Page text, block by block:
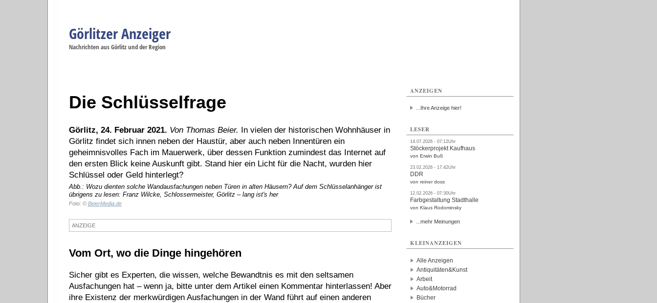
Görlitzer Anzeiger
Nachrichten aus Görlitz und der Region
Die Schlüsselfrage
Görlitz, 24. Februar 2021. Von Thomas Beier. In vielen der historischen Wohnhäuser in
Görlitz findet sich innen neben der Haustür, aber auch neben Innentüren ein
geheimnisvolles Fach im Mauerwerk, über dessen Funktion zumindest das Internet auf
den ersten Blick keine Auskunft gibt. Stand hier ein Licht für die Nacht, wurden hier
Schlüssel oder Geld hinterlegt?
Abb.: Wozu dienten solche Wandausfachungen neben Türen in alten Häusern? Auf dem Schlüsselanhänger ist
übrigens zu lesen: Franz Wilcke, Schlossermeister, Görlitz – lang ist's her
Foto: © BeierMedia.de
ANZEIGE
Vom Ort, wo die Dinge hingehören
Sicher gibt es Experten, die wissen, welche Bewandtnis es mit den seltsamen
Ausfachungen hat – wenn ja, bitte unter dem Artikel einen Kommentar hinterlassen! Aber
ihre Existenz der merkwürdigen Ausfachungen in der Wand führt auf einen anderen
ANZEIGEN
...Ihre Anzeige hier!
LESER
14.07.2026 - 07:12Uhr
Stöckerprojekt Kaufhaus
von Erwin Buß
23.02.2026 - 17:42Uhr
DDR
von reiner doss
12.02.2026 - 07:30Uhr
Farbgestaltung Stadthalle
von Klaus Rodominsky
...mehr Meinungen
KLEINANZEIGEN
Alle Anzeigen
Antiquitäten&Kunst
Arbeit
Auto&Motorrad
Bücher